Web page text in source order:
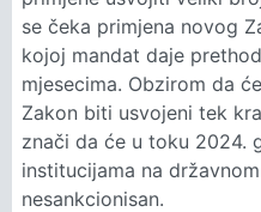
se čeka primjena novog
kojoj mandat daje
mjesecima. Obzirom da
Zakon biti usvojeni tek
znači da će u toku 2024.
institucijama na
nesankcionisan.